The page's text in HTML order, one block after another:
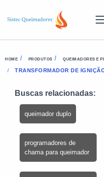
HOME PRODUTOS QUEIMADORES E
TRANSFORMADOR DE
Buscas relacionadas:
queimador duplo
programadores de
chama para queimador